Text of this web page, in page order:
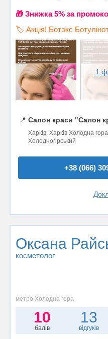
🎁 Знижка 5% за
🏷️ Акція! Ботокс
1
📍 Салон краси "Салон
Харків, Харків Холодна
Холодногірський
+38 (066)
Оксана
косметолог
метро Холодна гора
10
балів
13
відгуків